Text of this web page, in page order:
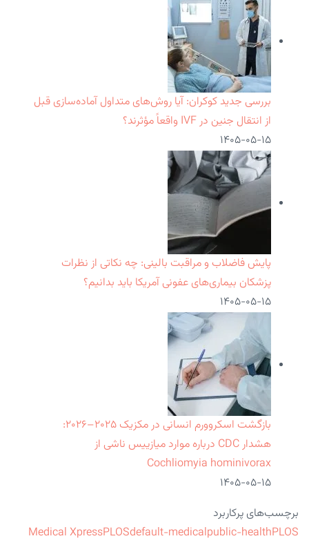
بررسی جدید کوکران: آیا روش‌های متداول آماده‌سازی قبل
از انتقال جنین در IVF واقعاً مؤثرند؟
۱۴۰۵-۰۵-۱۵
پایش فاضلاب و مراقبت بالینی: چه نکاتی از نظرات
پزشکان بیماری‌های عفونی آمریکا باید بدانیم؟
۱۴۰۵-۰۵-۱۵
بازگشت اسکروورم انسانی در مکزیک ۲۰۲۵–۲۰۲۶:
هشدار CDC درباره موارد میازییس ناشی از
Cochliomyia hominivorax
۱۴۰۵-۰۵-۱۵
برچسب‌های پرکاربرد
Medical XpressPLOSdefault-medicalpublic-healthPLOS